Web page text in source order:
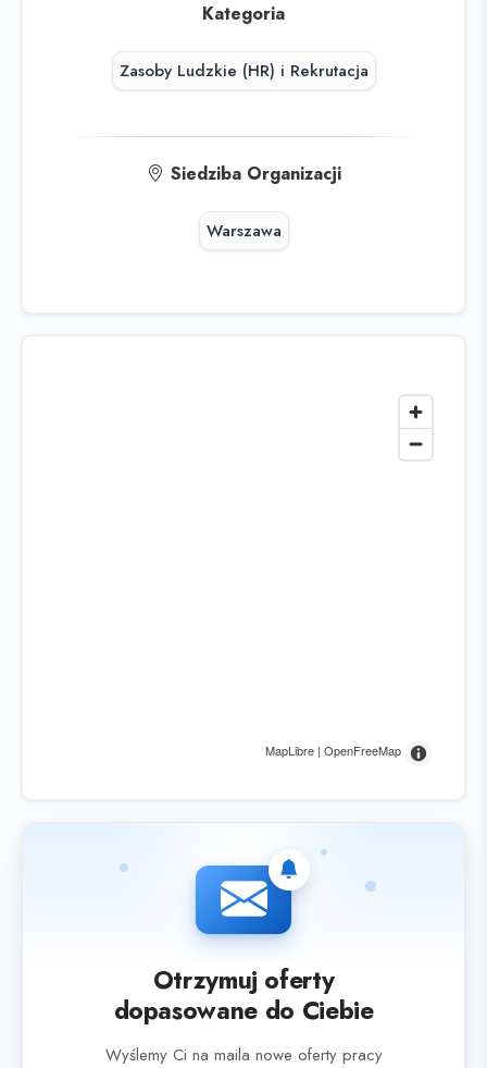
Kategoria
Zasoby Ludzkie (HR) i Rekrutacja
Siedziba Organizacji
Warszawa
MapLibre | OpenFreeMap
Otrzymuj oferty
dopasowane do Ciebie
Wyślemy Ci na maila nowe oferty pracy